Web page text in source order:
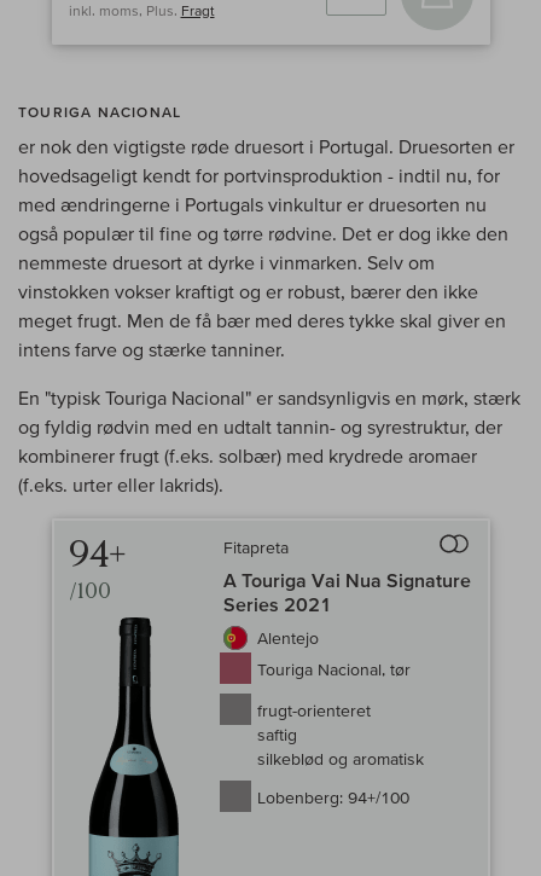
inkl. moms, Plus. Fragt
TOURIGA NACIONAL
er nok den vigtigste røde druesort i Portugal. Druesorten er
hovedsageligt kendt for portvinsproduktion - indtil nu, for
med ændringerne i Portugals vinkultur er druesorten nu
også populær til fine og tørre rødvine. Det er dog ikke den
nemmeste druesort at dyrke i vinmarken. Selv om
vinstokken vokser kraftigt og er robust, bærer den ikke
meget frugt. Men de få bær med deres tykke skal giver en
intens farve og stærke tanniner.
En "typisk Touriga Nacional" er sandsynligvis en mørk, stærk
og fyldig rødvin med en udtalt tannin- og syrestruktur, der
kombinerer frugt (f.eks. solbær) med krydrede aromaer
(f.eks. urter eller lakrids).
94+
/100
Fitapreta
A Touriga Vai Nua Signature
Series 2021
Alentejo
Touriga Nacional, tør
frugt-orienteret
saftig
silkeblød og aromatisk
Lobenberg: 94+/100